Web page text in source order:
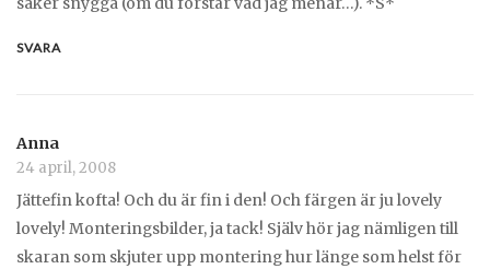
SVARA
Anna
24 april, 2008
Jättefin kofta! Och du är fin i den! Och färgen är ju lovely
lovely! Monteringsbilder, ja tack! Själv hör jag nämligen till
skaran som skjuter upp montering hur länge som helst för